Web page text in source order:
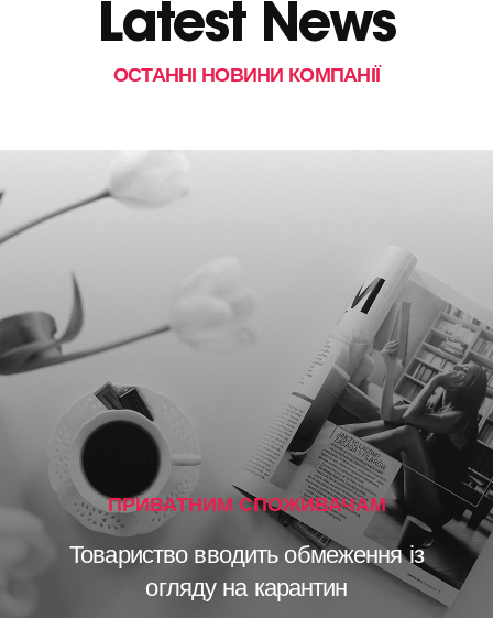
Latest News
ОСТАННІ НОВИНИ КОМПАНІЇ
ПРИВАТНИМ СПОЖИВАЧАМ
Товариство вводить обмеження із
огляду на карантин